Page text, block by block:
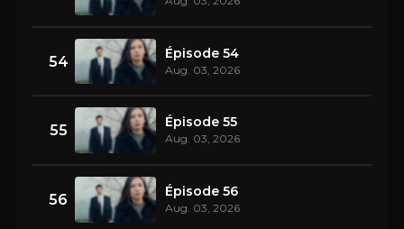
54 Épisode 54
Aug. 03, 2026
55 Épisode 55
Aug. 03, 2026
56 Épisode 56
Aug. 03, 2026